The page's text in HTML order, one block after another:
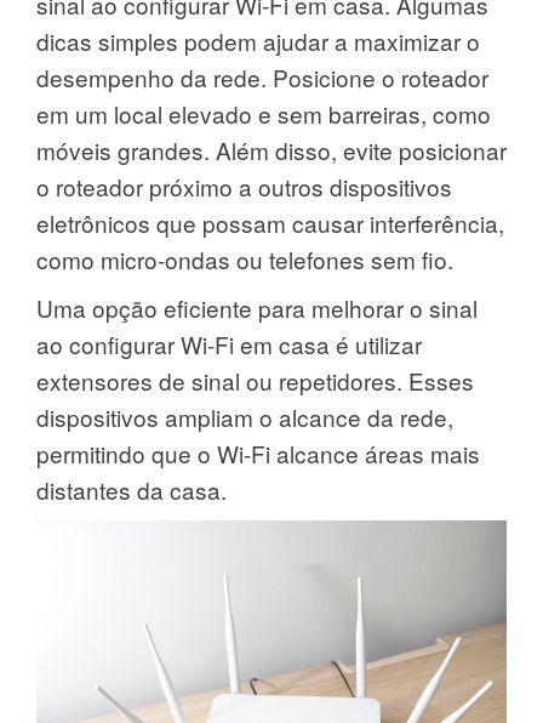
dicas simples podem ajudar a maximizar o
desempenho da rede. Posicione o roteador
em um local elevado e sem barreiras, como
móveis grandes. Além disso, evite posicionar
o roteador próximo a outros dispositivos
eletrônicos que possam causar interferência,
como micro-ondas ou telefones sem fio.
Uma opção eficiente para melhorar o sinal
ao configurar Wi-Fi em casa é utilizar
extensores de sinal ou repetidores. Esses
dispositivos ampliam o alcance da rede,
permitindo que o Wi-Fi alcance áreas mais
distantes da casa.